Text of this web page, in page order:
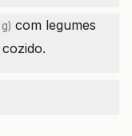
com legumes
cozido.